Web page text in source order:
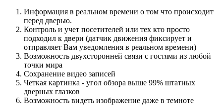
Информация в реальном времени о том что происходит
перед дверью.
Контроль и учет посетителей или тех кто просто
подходил к двери (датчик движения фиксирует и
отправляет Вам уведомления в реальном времени)
Возможность двухсторонней связи с гостями из любой
точки мира
Сохранение видео записей
Четкая картинка - угол обзора выше 99% штатных
дверных глазков
Возможность видеть изображение даже в темноте